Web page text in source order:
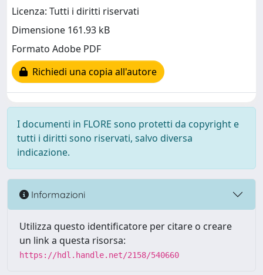
Licenza: Tutti i diritti riservati
Dimensione 161.93 kB
Formato Adobe PDF
Richiedi una copia all'autore
I documenti in FLORE sono protetti da copyright e
tutti i diritti sono riservati, salvo diversa
indicazione.
Informazioni
Utilizza questo identificatore per citare o creare
un link a questa risorsa:
https://hdl.handle.net/2158/540660